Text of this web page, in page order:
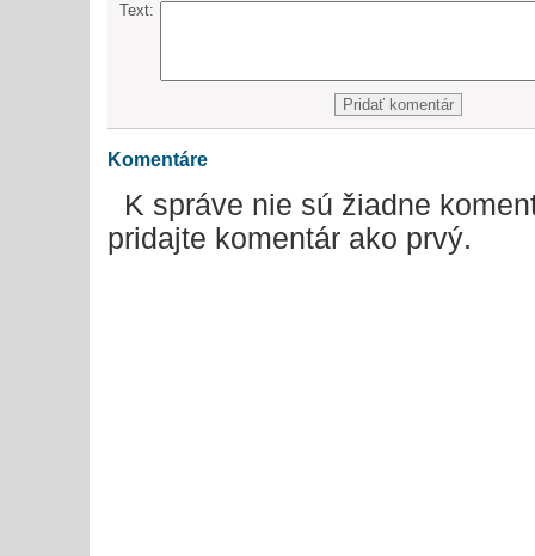
Text:
Komentáre
K správe nie sú žiadne
pridajte komentár ako prvý.